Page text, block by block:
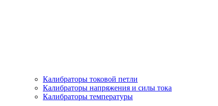
Калибраторы токовой петли
Калибраторы напряжения и силы тока
Калибраторы температуры